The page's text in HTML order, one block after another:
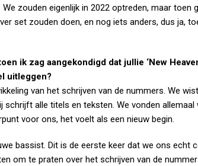
We zouden eigenlijk in 2022 optreden, maar toen
set zouden doen, en nog iets anders, dus ja,
ik zag aangekondigd dat jullie ‘New
uitleggen?
van het schrijven van de nummers. We
alle titels en teksten. We vonden allemaal
voor ons, het voelt als een nieuw begin.
bassist. Dit is de eerste keer dat we ons echt
om te praten over het schrijven van de